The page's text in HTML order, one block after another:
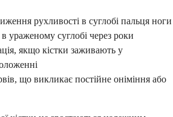
рухливості в суглобі пальця ноги
ураженому суглобі через роки
якщо кістки заживають у
що викликає постійне оніміння або